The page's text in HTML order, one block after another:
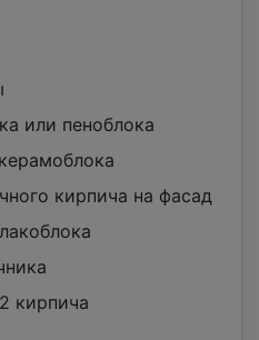
или пеноблока
кирпича на фасад
кирпича